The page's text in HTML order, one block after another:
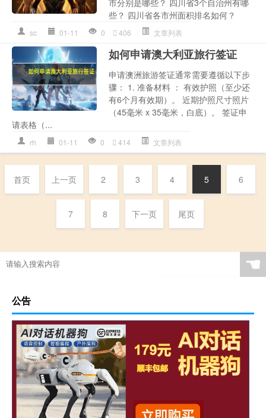
市分别是哪些？ 四川省3个自治州有哪
些？ 四川省各市州面积排名如何？
sc 01-11 0 406 文章列表
如何申请澳大利亚旅行签证
申请澳洲旅游签证通常需要遵循以下步
骤： 1. 准备材料 ： 有效护照（至少还
有6个月有效期）。 近期护照尺寸照片
（45毫米 x 35毫米，白底）。 签证申
请表格（...
rh 01-11 0 414 文章列表
首页 上一页 2 3 4 5 6
7 8 下一页 尾页
☚
公告